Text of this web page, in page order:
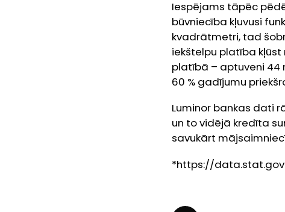
Iespējams tāpēc
būvniecība kļuvusi
kvadrātmetri, tad
iekštelpu platība
platībā – aptuveni 44
60 % gadījumu
Luminor bankas dati
un to vidējā kredīta
savukārt
*https://